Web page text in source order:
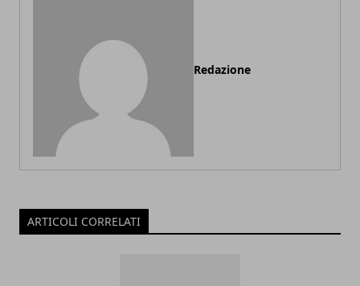
Redazione
ARTICOLI CORRELATI